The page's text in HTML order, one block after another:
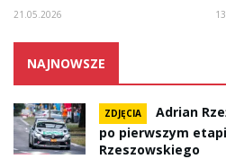
21.05.2026
NAJNOWSZE
ZDJĘCIA
Adrian
po pierwszym
Rzeszowskiego